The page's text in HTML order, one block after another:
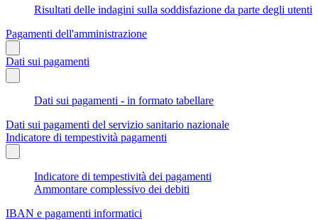
Risultati delle indagini sulla soddisfazione da parte degli utenti
Pagamenti dell'amministrazione
Dati sui pagamenti
Dati sui pagamenti - in formato tabellare
Dati sui pagamenti del servizio sanitario nazionale
Indicatore di tempestività pagamenti
Indicatore di tempestività dei pagamenti
Ammontare complessivo dei debiti
IBAN e pagamenti informatici